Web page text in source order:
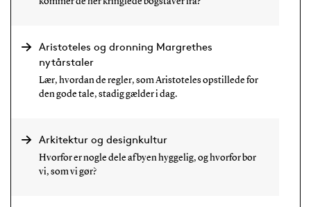
Aristoteles og dronning Margrethes
nytårstaler
Lær, hvordan de regler, som Aristoteles opstillede for
den gode tale, stadig gælder i dag.
Arkitektur og designkultur
Hvorfor er nogle dele af byen hyggelig, og hvorfor bor
vi, som vi gør?